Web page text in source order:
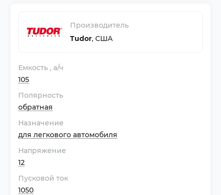
Производитель
Tudor, США
Емкость , а/ч
105
Полярность
обратная
Назначение
для легкового автомобиля
Напряжение
12
Пусковой ток
1050